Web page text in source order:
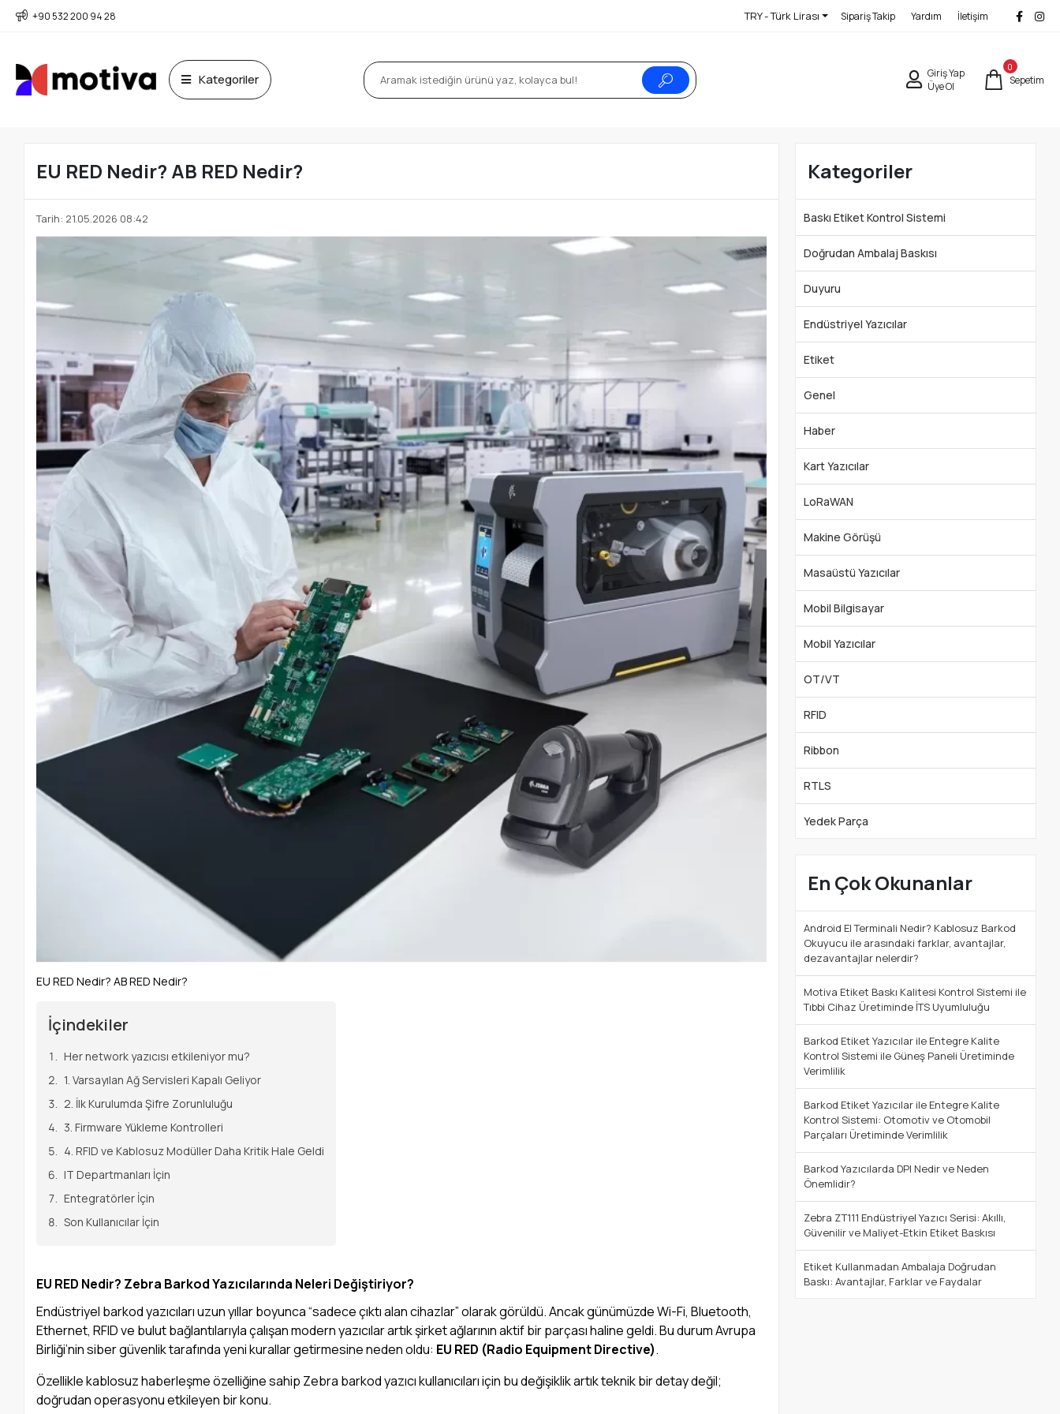
+90 532 200 94 28 TRY - Türk Lirası Sipariş Takip Yardım İletişim
Kategoriler
Giriş Yap
Üye Ol
0
Sepetim
EU RED Nedir? AB RED Nedir?
Tarih: 21.05.2026 08:42
EU RED Nedir? AB RED Nedir?
İçindekiler
Her network yazıcısı etkileniyor mu?
1. Varsayılan Ağ Servisleri Kapalı Geliyor
2. İlk Kurulumda Şifre Zorunluluğu
3. Firmware Yükleme Kontrolleri
4. RFID ve Kablosuz Modüller Daha Kritik Hale Geldi
IT Departmanları İçin
Entegratörler İçin
Son Kullanıcılar İçin
EU RED Nedir? Zebra Barkod Yazıcılarında Neleri Değiştiriyor?
Endüstriyel barkod yazıcıları uzun yıllar boyunca “sadece çıktı alan cihazlar” olarak görüldü. Ancak günümüzde Wi-Fi, Bluetooth,
Ethernet, RFID ve bulut bağlantılarıyla çalışan modern yazıcılar artık şirket ağlarının aktif bir parçası haline geldi. Bu durum Avrupa
Birliği’nin siber güvenlik tarafında yeni kurallar getirmesine neden oldu: EU RED (Radio Equipment Directive).
Özellikle kablosuz haberleşme özelliğine sahip Zebra barkod yazıcı kullanıcıları için bu değişiklik artık teknik bir detay değil;
doğrudan operasyonu etkileyen bir konu.
Kategoriler
Baskı Etiket Kontrol Sistemi
Doğrudan Ambalaj Baskısı
Duyuru
Endüstriyel Yazıcılar
Etiket
Genel
Haber
Kart Yazıcılar
LoRaWAN
Makine Görüşü
Masaüstü Yazıcılar
Mobil Bilgisayar
Mobil Yazıcılar
OT/VT
RFID
Ribbon
RTLS
Yedek Parça
En Çok Okunanlar
Android El Terminali Nedir? Kablosuz Barkod
Okuyucu ile arasındaki farklar, avantajlar,
dezavantajlar nelerdir?
Motiva Etiket Baskı Kalitesi Kontrol Sistemi ile
Tıbbi Cihaz Üretiminde İTS Uyumluluğu
Barkod Etiket Yazıcılar ile Entegre Kalite
Kontrol Sistemi ile Güneş Paneli Üretiminde
Verimlilik
Barkod Etiket Yazıcılar ile Entegre Kalite
Kontrol Sistemi: Otomotiv ve Otomobil
Parçaları Üretiminde Verimlilik
Barkod Yazıcılarda DPI Nedir ve Neden
Önemlidir?
Zebra ZT111 Endüstriyel Yazıcı Serisi: Akıllı,
Güvenilir ve Maliyet-Etkin Etiket Baskısı
Etiket Kullanmadan Ambalaja Doğrudan
Baskı: Avantajlar, Farklar ve Faydalar